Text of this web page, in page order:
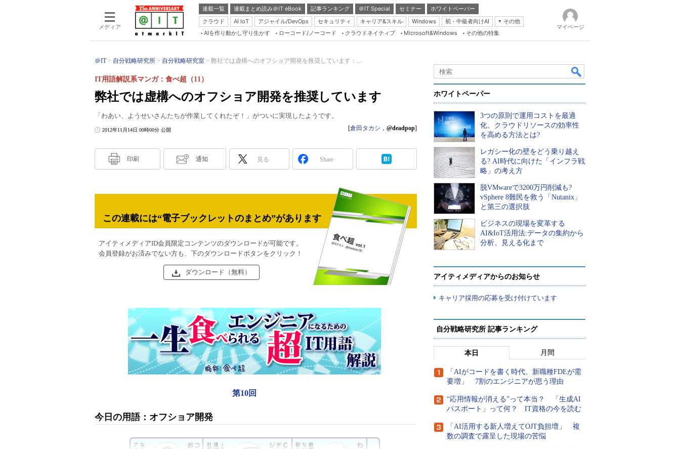
メディア
連載一覧 連載まとめ読み＠IT eBook 記事ランキング ＠IT Special セミナー
ホワイトペーパー
クラウド
AI IoT アジャイル/DevOps セキュリティ キャリア&スキル Windows 初・中級者向けAI
その他
Server & Storage
Database Expert
Master of IP Network
Security & Trust
Insider.NET
ブログ
AIを作り動かし守り生かす ローコード/ノーコード クラウドネイティブ Microsoft&Windows その他の特集
マイページ
＠IT 自分戦略研究所 自分戦略研究室 弊社では虚構へのオフショア開発を推奨しています：...
弊社では虚構へのオフショア開発を推奨しています
IT用語解説系マンガ：食べ超（11）
「わあい、ようせいさんたちが作業してくれたぞ！」がついに実現したようです。
2012年11月14日 00時00分 公開 [倉田タカシ ， @deadpop]
印刷 通知 見る Share
この連載には“電子ブックレットのまとめ”があります
アイティメディアID会員限定コンテンツのダウンロードが可能です。
会員登録がお済みでない方も、下のダウンロードボタンをクリック！
ダウンロード（無料）
第10回
今日の用語：オフショア開発
ホワイトペーパー
3つの原則で運用コストを最適
化、クラウドリソースの効率性
を高める方法とは?
レガシー化の壁をどう乗り越え
る? AI時代に向けた「インフラ戦
略」の考え方
脱VMwareで3200万円削減も?
vSphere 8難民を救う「Nutanix」
と第三の選択肢
ビジネスの現場を変革する
AI&IoT活用法:データの集約から
分析、見える化まで
アイティメディアからのお知らせ
キャリア採用の応募を受け付けています
自分戦略研究所 記事ランキング
本日 月間
「AIがコードを書く時代、新職種FDEが需
要増」 7割のエンジニアが思う理由
“応用情報が消える”って本当？ 「生成AI
パスポート」って何？ IT資格の今を読む
「AI活用する新人増えてOJT負担増」 複
数の調査で露呈した現場の苦悩